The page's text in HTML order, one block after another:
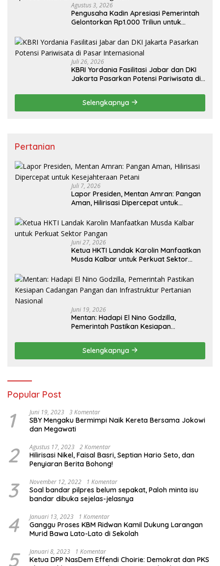
Agustus 3, 2026
Pengusaha Kadin Apresiasi Pemerintah
Gelontorkan Rp1.000 Triliun untuk
Juli 26, 2026
KBRI Yordania Fasilitasi Jabar dan DKI
Jakarta Pasarkan Potensi Pariwisata di
Selengkapnya
Pertanian
Juli 7, 2026
Lapor Presiden, Mentan Amran: Pangan
Aman, Hilirisasi Dipercepat untuk
Juni 27, 2026
Ketua HKTI Landak Karolin Manfaatkan
Musda Kalbar untuk Perkuat Sektor
Juni 19, 2026
Mentan: Hadapi El Nino Godzilla,
Pemerintah Pastikan Kesiapan
Pertanian Nasional
Selengkapnya
Popular Post
1 Juni 19, 2023 3 Komentar
SBY Mengaku Bermimpi Naik Kereta Bersama Jokowi
dan Megawati
2 Agustus 17, 2023 2 Komentar
Hilirisasi Nikel, Faisal Basri, Septian Hario Seto, dan
Penyiaran Berita Bohong!
3 November 12, 2022 1 Komentar
Soal bandar pilpres belum sepakat, Paloh minta isu
bandar dibuka sejelas-jelasnya
4 Januari 13, 2023 1 Komentar
Ganggu Proses KBM Ridwan Kamil Dukung Larangan
Murid Bawa Lato-Lato di Sekolah
5 Januari 8, 2023 1 Komentar
Ketua DPP NasDem Effendi Choirie: Demokrat dan PKS